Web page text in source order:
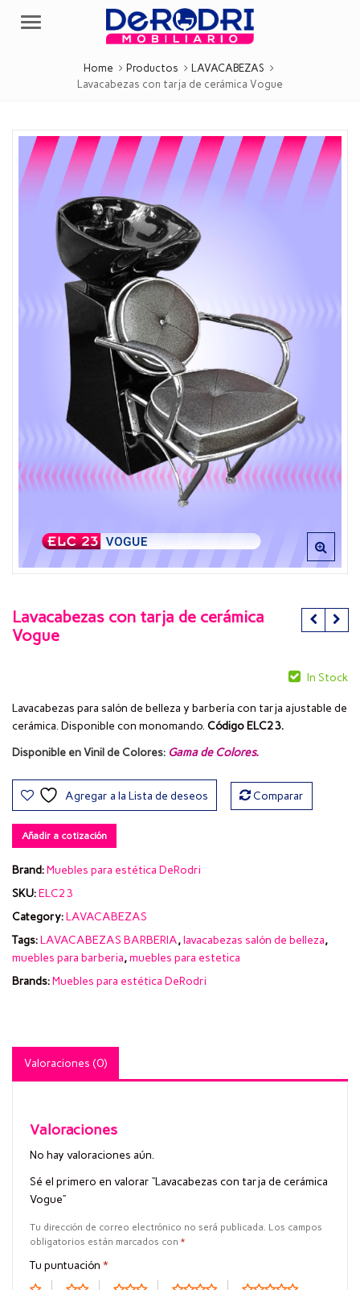
Menu
Home Productos
LAVACABEZAS
Lavacabezas con tarja de cerámica Vogue
Lavacabezas con tarja de cerámica
Vogue
In Stock
Lavacabezas para salón de belleza y barbería con tarja ajustable de
cerámica. Disponible con monomando. Código ELC23.
Disponible en Vinil de Colores: Gama de Colores.
Agregar a la Lista de deseos Comparar
Añadir a cotización
Brand:Muebles para estética DeRodri
SKU:ELC23
Category:LAVACABEZAS
Tags:LAVACABEZAS BARBERIA,lavacabezas salón de belleza,
muebles para barberia,muebles para estetica
Brands:Muebles para estética DeRodri
Valoraciones (0)
Valoraciones
No hay valoraciones aún.
Sé el primero en valorar “Lavacabezas con tarja de cerámica
Vogue”
Tu dirección de correo electrónico no será publicada. Los campos
obligatorios están marcados con *
Tu puntuación *